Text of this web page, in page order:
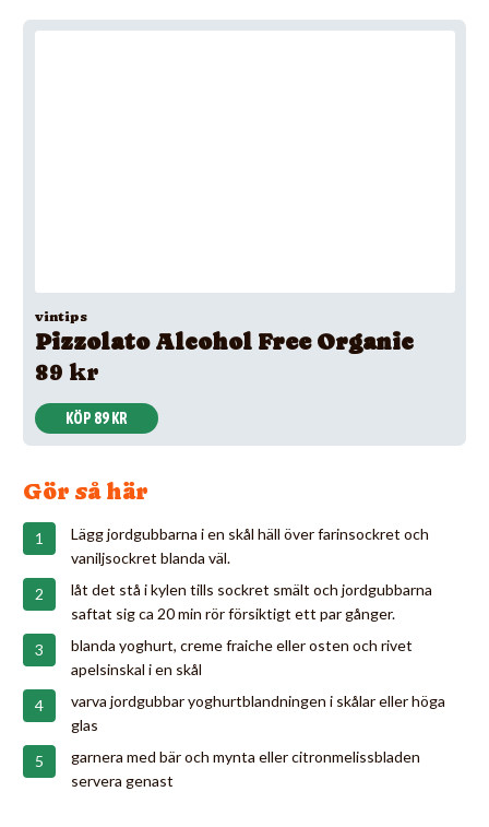
vintips
Pizzolato Alcohol Free Organic
89 kr
KÖP 89 KR
Gör så här
Lägg jordgubbarna i en skål häll över farinsockret och
vaniljsockret blanda väl.
låt det stå i kylen tills sockret smält och jordgubbarna
saftat sig ca 20 min rör försiktigt ett par gånger.
blanda yoghurt, creme fraiche eller osten och rivet
apelsinskal i en skål
varva jordgubbar yoghurtblandningen i skålar eller höga
glas
garnera med bär och mynta eller citronmelissbladen
servera genast